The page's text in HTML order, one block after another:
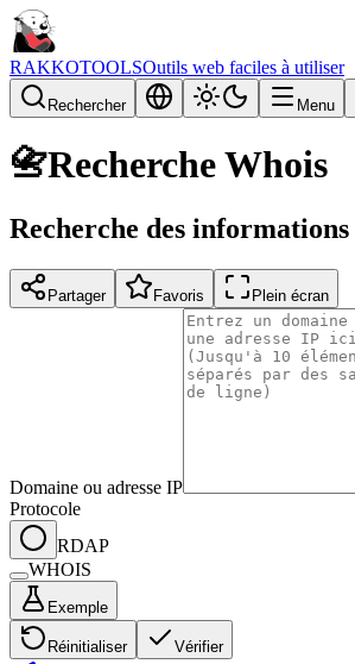
RAKKOTOOLSOutils web faciles à utiliser
Rechercher Menu
📇Recherche Whois
Recherche des
Partager Favoris Plein écran
Domaine ou adresse IP
Protocole
RDAP
WHOIS
Exemple
Réinitialiser Vérifier